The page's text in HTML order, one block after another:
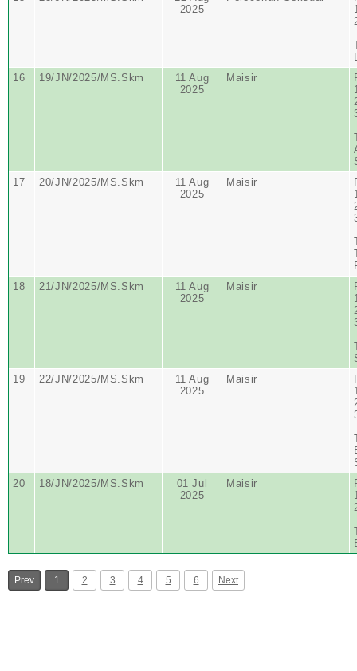
2025
16
19/JN/2025/MS.Skm
11 Aug
2025
Maisir
17
20/JN/2025/MS.Skm
11 Aug
2025
Maisir
18
21/JN/2025/MS.Skm
11 Aug
2025
Maisir
19
22/JN/2025/MS.Skm
11 Aug
2025
Maisir
20
18/JN/2025/MS.Skm
01 Jul
2025
Maisir
Prev 1 2 3 4 5 6 Next